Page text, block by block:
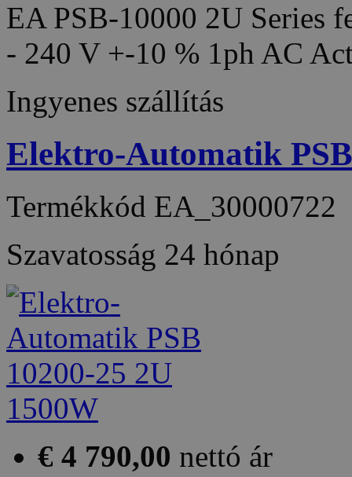
EA PSB-10000 2U Series
- 240 V +-10 % 1ph AC
Ingyenes szállítás
Elektro-Automatik
Termékkód EA_30000722
Szavatosság 24 hónap
€ 4 790,00 nettó ár